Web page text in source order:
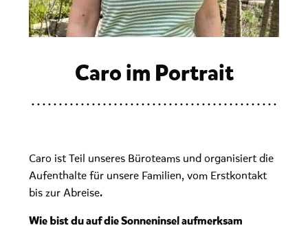
Caro im Portrait
Caro ist Teil unseres Büroteams und organisiert die
Aufenthalte für unsere Familien, vom Erstkontakt
bis zur Abreise.
Wie bist du auf die Sonneninsel aufmerksam